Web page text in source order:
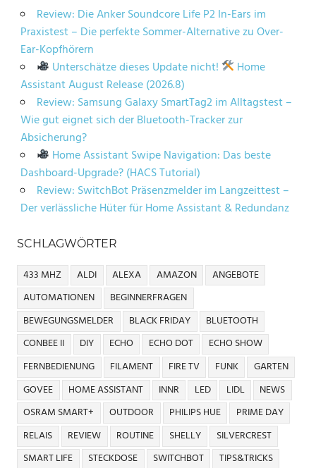
Review: Die Anker Soundcore Life P2 In-Ears im
Praxistest – Die perfekte Sommer-Alternative zu Over-
Ear-Kopfhörern
Unterschätze dieses Update nicht!
Home
Assistant August Release (2026.8)
Review: Samsung Galaxy SmartTag2 im Alltagstest –
Wie gut eignet sich der Bluetooth-Tracker zur
Absicherung?
Home Assistant Swipe Navigation: Das beste
Dashboard-Upgrade? (HACS Tutorial)
Review: SwitchBot Präsenzmelder im Langzeittest –
Der verlässliche Hüter für Home Assistant & Redundanz
SCHLAGWÖRTER
433 MHZ ALDI ALEXA AMAZON
ANGEBOTE
AUTOMATIONEN
BEGINNERFRAGEN
BEWEGUNGSMELDER
BLACK FRIDAY
BLUETOOTH
CONBEE II
DIY ECHO ECHO DOT
ECHO SHOW
FERNBEDIENUNG
FILAMENT FIRE TV FUNK
GARTEN
GOVEE
HOME ASSISTANT INNR LED LIDL
NEWS
OSRAM SMART+
OUTDOOR PHILIPS HUE
PRIME DAY
RELAIS
REVIEW ROUTINE SHELLY
SILVERCREST
SMART LIFE
STECKDOSE SWITCHBOT
TIPS&TRICKS